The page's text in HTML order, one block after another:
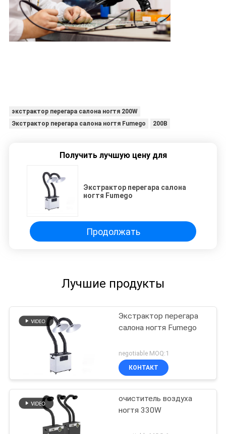
экстрактор перегара салона ногтя 200W
Экстрактор перегара салона ногтя Fumego
200В
Получить лучшую цену для
Экстрактор перегара салона
ногтя Fumego
Продолжать
Лучшие продукты
Экстрактор перегара
салона ногтя Fumego
negotiable MOQ:1
КОНТАКТ
очиститель воздуха
ногтя 330W